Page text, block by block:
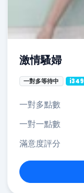
激情騷婦
一對多等待中 i349
一對多點數
一對一點數
滿意度評分